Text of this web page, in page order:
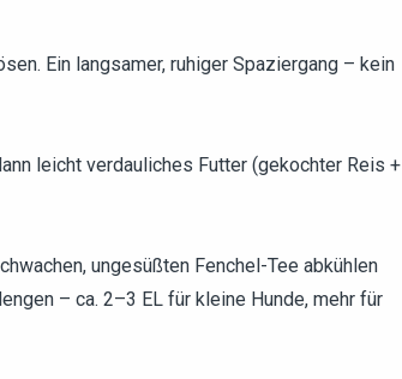
Ein langsamer, ruhiger Spaziergang – kein
leicht verdauliches Futter (gekochter Reis +
ungesüßten Fenchel-Tee abkühlen
– ca. 2–3 EL für kleine Hunde, mehr für